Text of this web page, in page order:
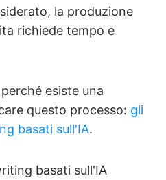
la produzione
richiede tempo e
esiste una
questo processo: gli
basati sull'IA.
basati sull'IA